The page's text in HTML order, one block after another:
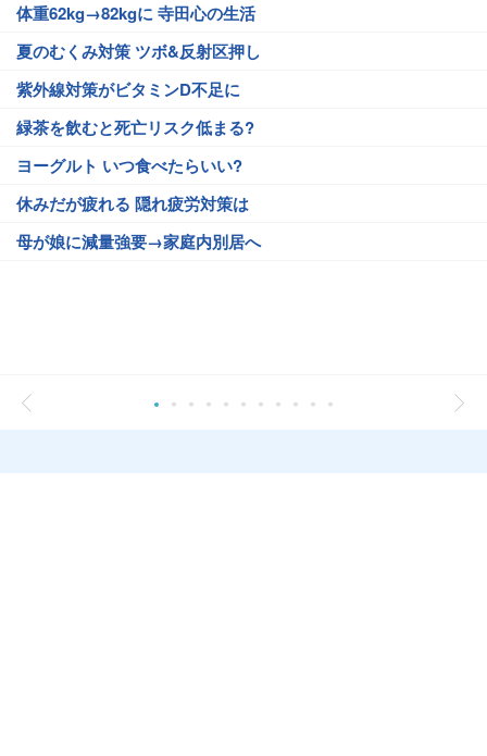
体重62kg→82kgに 寺田心の生活
夏のむくみ対策 ツボ&反射区押し
紫外線対策がビタミンD不足に
緑茶を飲むと死亡リスク低まる?
ヨーグルト いつ食べたらいい?
休みだが疲れる 隠れ疲労対策は
母が娘に減量強要→家庭内別居へ